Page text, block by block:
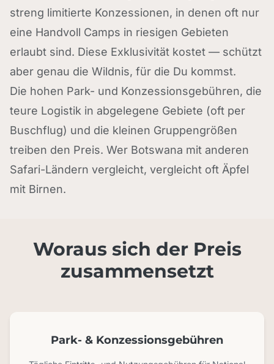
streng limitierte Konzessionen, in denen oft nur
eine Handvoll Camps in riesigen Gebieten
erlaubt sind. Diese Exklusivität kostet — schützt
aber genau die Wildnis, für die Du kommst.
Die hohen Park- und Konzessionsgebühren, die
teure Logistik in abgelegene Gebiete (oft per
Buschflug) und die kleinen Gruppengrößen
treiben den Preis. Wer Botswana mit anderen
Safari-Ländern vergleicht, vergleicht oft Äpfel
mit Birnen.
Woraus sich der Preis
zusammensetzt
Park- & Konzessionsgebühren